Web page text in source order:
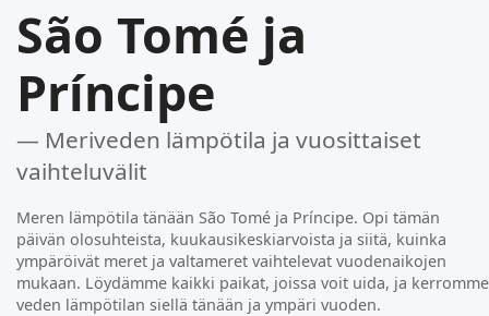
São Tomé ja
Príncipe
— Meriveden lämpötila ja vuosittaiset
vaihteluvälit
Meren lämpötila tänään São Tomé ja Príncipe. Opi tämän
päivän olosuhteista, kuukausikeskiarvoista ja siitä, kuinka
ympäröivät meret ja valtameret vaihtelevat vuodenaikojen
mukaan. Löydämme kaikki paikat, joissa voit uida, ja kerromme
veden lämpötilan siellä tänään ja ympäri vuoden.